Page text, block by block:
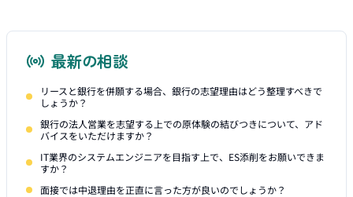
最新の相談
リースと銀行を併願する場合、銀行の志望理由はどう整理すべきで
しょうか？
銀行の法人営業を志望する上での原体験の結びつきについて、アド
バイスをいただけますか？
IT業界のシステムエンジニアを目指す上で、ES添削をお願いできま
すか？
面接では中退理由を正直に言った方が良いのでしょうか？